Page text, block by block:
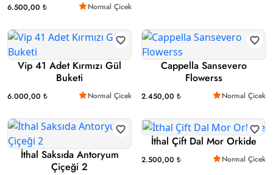
6.500,00 ₺ Normal Çicek
Vip 41 Adet Kırmızı Gül
Buketi
6.000,00 ₺ Normal Çicek
Cappella Sansevero
Flowerss
2.450,00 ₺ Normal Çicek
İthal Saksıda Antoryum
Çiçeği 2
İthal Çift Dal Mor Orkide
2.500,00 ₺ Normal Çicek